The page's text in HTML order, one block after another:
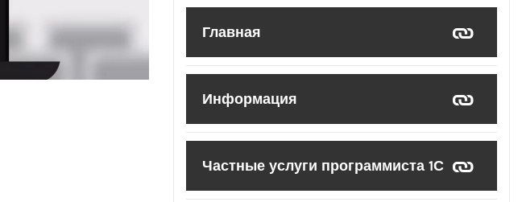
Главная
Информация
Частные услуги программиста 1С